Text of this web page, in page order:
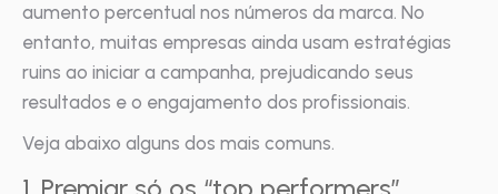
aumento percentual nos números da marca. No
entanto, muitas empresas ainda usam estratégias
ruins ao iniciar a campanha, prejudicando seus
resultados e o engajamento dos profissionais.
Veja abaixo alguns dos mais comuns.